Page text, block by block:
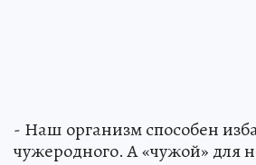
- Наш организм способен
чужеродного. А «чужой» для